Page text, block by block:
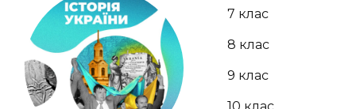
7 клас
8 клас
9 клас